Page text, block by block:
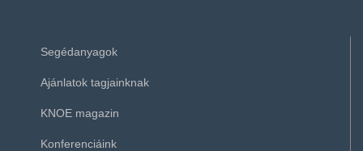
Segédanyagok
Ajánlatok tagjainknak
KNOE magazin
Konferenciáink